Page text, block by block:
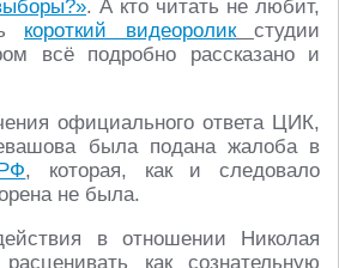
. А кто читать не любит,
короткий видеоролик
студии
всё подробно рассказано и
официального ответа ЦИК,
была подана жалоба в
, которая, как и следовало
не была.
в отношении Николая
как сознательную